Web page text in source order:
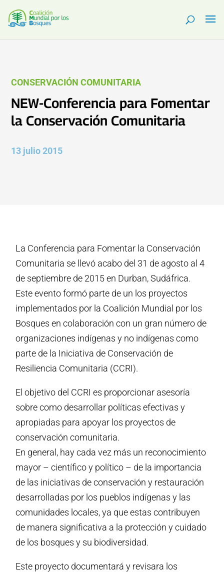
CONSERVACIÓN COMUNITARIA
NEW-Conferencia para Fomentar
la Conservación Comunitaria
13 julio 2015
La Conferencia para Fomentar la Conservación
Comunitaria se llevó acabo del 31 de agosto al 4
de septiembre de 2015 en Durban, Sudáfrica.
Este evento formó parte de un los proyectos
implementados por la Coalición Mundial por los
Bosques en colaboración con un gran número de
organizaciones indígenas y no indígenas como
parte de la Iniciativa de Conservación de
Resiliencia Comunitaria (CCRI).
El objetivo del CCRI es proporcionar asesoría
sobre como desarrollar políticas efectivas y
apropiadas para apoyar los proyectos de
conservación comunitaria.
En general, hay cada vez más un reconocimiento
mayor – científico y político – de la importancia
de las iniciativas de conservación y restauración
desarrolladas por los pueblos indígenas y las
comunidades locales, ya que estas contribuyen
de manera significativa a la protección y cuidado
de los bosques y su biodiversidad.
Este proyecto documentará y revisara los